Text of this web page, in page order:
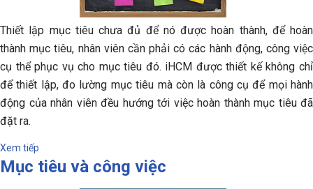
Thiết lập mục tiêu chưa đủ để nó được hoàn thành, để hoàn
thành mục tiêu, nhân viên cần phải có các hành động, công việc
cụ thể phục vụ cho mục tiêu đó. iHCM được thiết kế không chỉ
để thiết lập, đo lường mục tiêu mà còn là công cụ để mọi hành
động của nhân viên đều hướng tới việc hoàn thành mục tiêu đã
đặt ra.
Xem tiếp
Mục tiêu và công việc